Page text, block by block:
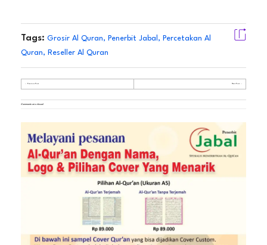
Tags: Grosir Al Quran, Penerbit Jabal , Percetakan Al
Quran, Reseller Al Quran
Previous Post Next Post
Comments are closed.